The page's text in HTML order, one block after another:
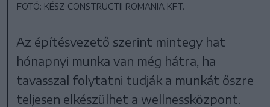
FOTÓ: KÉSZ CONSTRUCTII ROMANIA KFT.
Az építésvezető szerint mintegy hat
hónapnyi munka van még hátra, ha
tavasszal folytatni tudják a munkát őszre
teljesen elkészülhet a wellnessközpont.